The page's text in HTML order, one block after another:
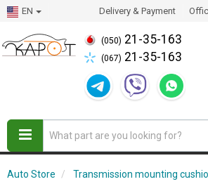
EN Delivery & Payment
(050) 21-35-163
(067) 21-35-163
Auto Store Transmission mounting